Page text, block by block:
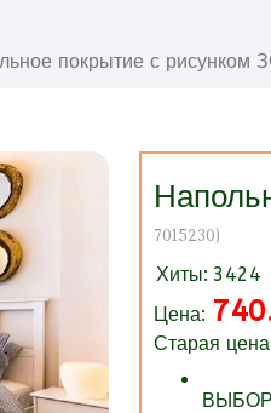
покрытие с
7015230)
Хиты: 3424
Цена:
Старая
ВЫБОР